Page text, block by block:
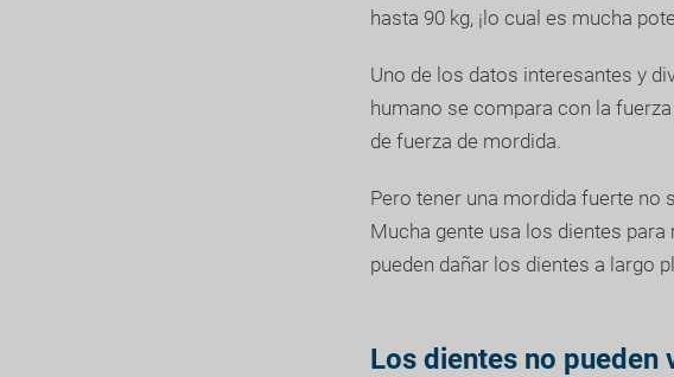
hasta 90 kg, ¡lo cual es mucha
Uno de los datos interesantes y
humano se compara con la
de fuerza de mordida.
Pero tener una mordida fuerte no
Mucha gente usa los dientes
pueden dañar los dientes a largo
Los dientes no pueden